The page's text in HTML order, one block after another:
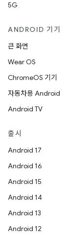
5G
ANDROID 기기
큰 화면
Wear OS
ChromeOS 기기
자동차용 Android
Android TV
출시
Android 17
Android 16
Android 15
Android 14
Android 13
Android 12